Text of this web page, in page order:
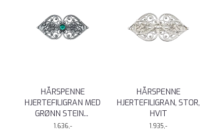
HÅRSPENNE
HJERTEFILIGRAN MED
GRØNN STEIN...
1.636,-
HÅRSPENNE
HJERTEFILIGRAN, STOR,
HVIT
1.935,-